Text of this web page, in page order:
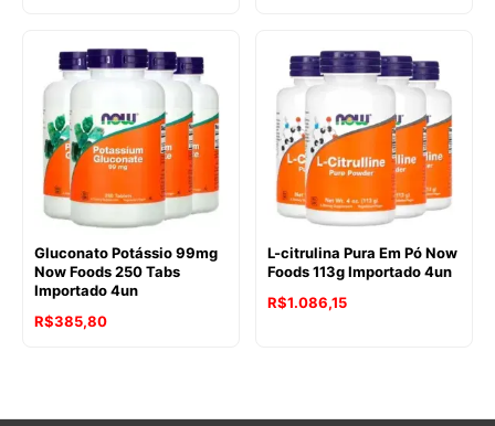
Gluconato Potássio 99mg
Now Foods 250 Tabs
Importado 4un
R$385,80
L-citrulina Pura Em Pó Now
Foods 113g Importado 4un
R$1.086,15